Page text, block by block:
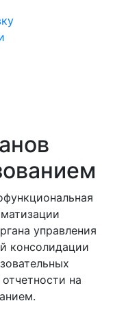
управления
консолидации
на